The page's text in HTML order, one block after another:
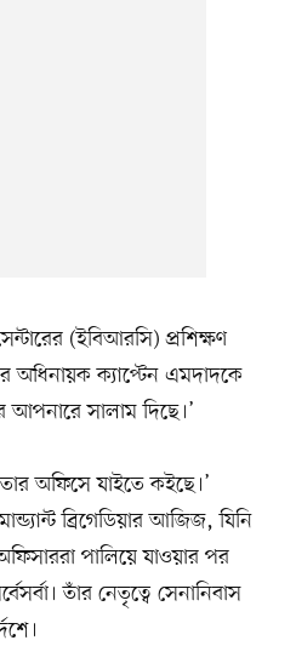
(ইবিআরসি) প্রশিক্ষণ
অধিনায়ক ক্যাপ্টেন এমদাদকে
সালাম দিছে।’
অফিসে যাইতে কইছে।’
ব্রিগেডিয়ার আজিজ, যিনি
পালিয়ে যাওয়ার পর
তাঁর নেতৃত্বে সেনানিবাস